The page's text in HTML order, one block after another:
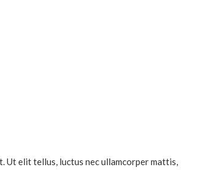
Ut elit tellus, luctus nec ullamcorper mattis,